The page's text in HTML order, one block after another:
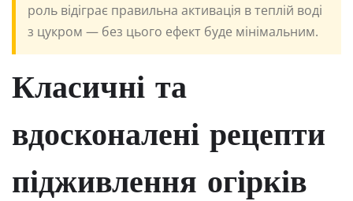
роль відіграє правильна активація в теплій воді
з цукром — без цього ефект буде мінімальним.
Класичні та
вдосконалені рецепти
підживлення огірків